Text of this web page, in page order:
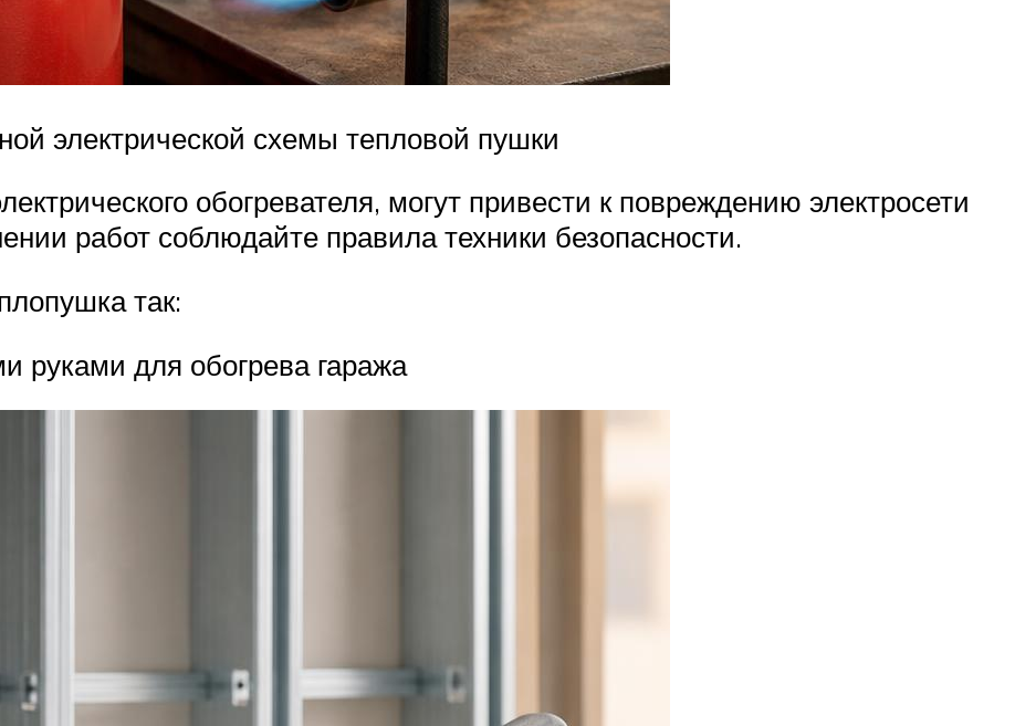
электрической схемы тепловой пушки
обогревателя, могут привести к повреждению электросети
работ соблюдайте правила техники безопасности.
так:
руками для обогрева гаража